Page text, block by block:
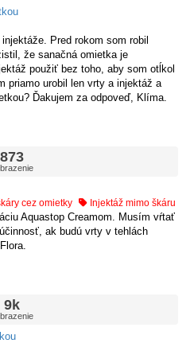
Pred rokom som robil
že sanačná omietka je
použiť bez toho, aby som otĺkol
priamo urobil len vrty a injektáž a
Ďakujem za odpoveď, Klíma.
873
cez omietky Injektáž mimo škáru
Aquastop Creamom. Musím vŕtať
ak budú vrty v tehlách
9k